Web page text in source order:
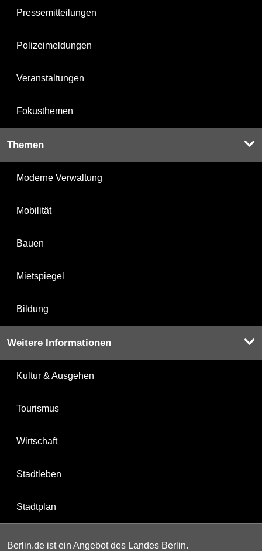
Pressemitteilungen
Polizeimeldungen
Veranstaltungen
Fokusthemen
Themen
Moderne Verwaltung
Mobilität
Bauen
Mietspiegel
Bildung
Weitere Informationen
Kultur & Ausgehen
Tourismus
Wirtschaft
Stadtleben
Stadtplan
Berlin.de ist ein Angebot des Landes Berlin.